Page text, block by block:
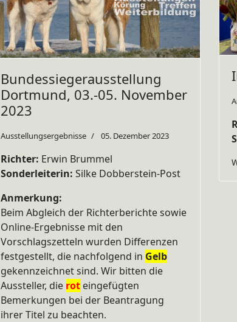
Bundessiegerausstellung
Dortmund, 03.-05. November
2023
Ausstellungsergebnisse 05. Dezember 2023
Richter: Erwin Brummel
Sonderleiterin: Silke Dobberstein-Post
Anmerkung:
Beim Abgleich der Richterberichte sowie
Online-Ergebnisse mit den
Vorschlagszetteln wurden Differenzen
festgestellt, die nachfolgend in Gelb
gekennzeichnet sind. Wir bitten die
Aussteller, die rot eingefügten
Bemerkungen bei der Beantragung
ihrer Titel zu beachten.